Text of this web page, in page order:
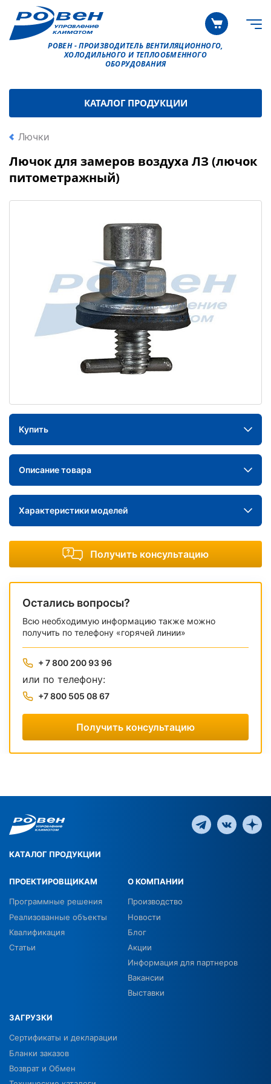
РОВЕН - ПРОИЗВОДИТЕЛЬ ВЕНТИЛЯЦИОННОГО,
ХОЛОДИЛЬНОГО И ТЕПЛООБМЕННОГО
ОБОРУДОВАНИЯ
КАТАЛОГ ПРОДУКЦИИ
Лючки
Лючок для замеров воздуха ЛЗ (лючок
питометражный)
Купить
Описание товара
Характеристики моделей
Получить консультацию
Остались вопросы?
Всю необходимую информацию также можно
получить по телефону «горячей линии»
+ 7 800 200 93 96
или по телефону:
+7 800 505 08 67
Получить консультацию
КАТАЛОГ ПРОДУКЦИИ
ПРОЕКТИРОВЩИКАМ
Программные решения
Реализованные объекты
Квалификация
Статьи
О КОМПАНИИ
Производство
Новости
Блог
Акции
Информация для партнеров
Вакансии
Выставки
ЗАГРУЗКИ
Сертификаты и декларации
Бланки заказов
Возврат и Обмен